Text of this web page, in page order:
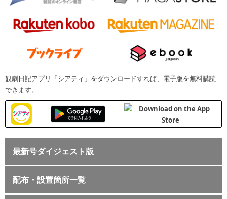
観劇日記アプリ「シアティ」をダウンロードすれば、電子版を無料購読
できます。
最新号ダイジェスト版
配布・設置箇所一覧